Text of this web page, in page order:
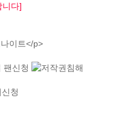
니다]